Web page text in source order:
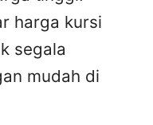
harga kursi
segala
mudah di